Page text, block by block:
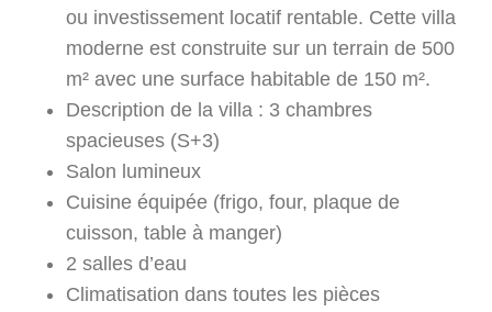
ou investissement locatif rentable. Cette villa
moderne est construite sur un terrain de 500
m² avec une surface habitable de 150 m².
Description de la villa : 3 chambres
spacieuses (S+3)
Salon lumineux
Cuisine équipée (frigo, four, plaque de
cuisson, table à manger)
2 salles d’eau
Climatisation dans toutes les pièces